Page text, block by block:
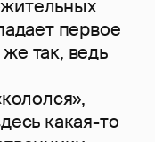
первое
так, ведь
какая-то